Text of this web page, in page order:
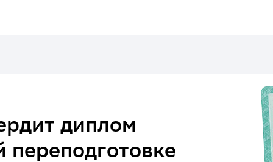
диплом
переподготовке